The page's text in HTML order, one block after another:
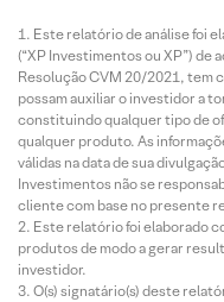
Este relatório de análise foi
(“XP Investimentos ou XP”) de
Resolução CVM 20/2021, tem
possam auxiliar o investidor a
constituindo qualquer tipo de
qualquer produto. As
válidas na data de sua
Investimentos não se
cliente com base no presente
Este relatório foi elaborado
produtos de modo a gerar
investidor.
O(s) signatário(s) deste